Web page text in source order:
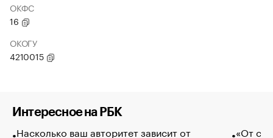
ОКФС
16
ОКОГУ
4210015
Интересное на РБК
Насколько ваш авторитет зависит от
«От